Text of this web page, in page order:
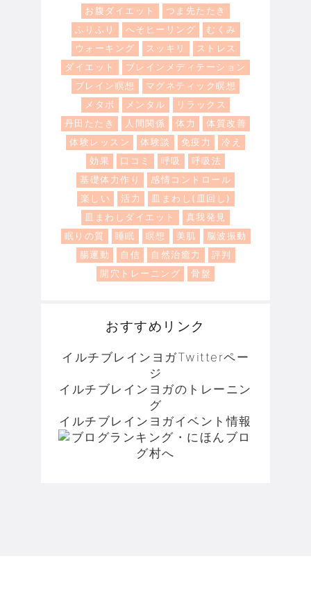
お腹ダイエット
つま先たたき
ふりふり
へそヒーリング
むくみ
ウォーキング
スッキリ
ストレス
ダイエット
ブレインメディテーション
ブレイン瞑想
マグネティック瞑想
メタボ
メンタル
リラックス
丹田たたき
人間関係 体力
体質改善
体験レッスン
体験談 免疫力
冷え
効果
口コミ 呼吸
呼吸法
基礎体力作り
感情コントロール
楽しい
活力
皿まわし(皿回し)
皿まわしダイエット
真我発見
眠りの質
睡眠 瞑想 美肌
脳波振動
腸運動
自信 自然治癒力
評判
開穴トレーニング
骨盤
おすすめリンク
イルチブレインヨガTwitterペー
ジ
イルチブレインヨガのトレーニン
グ
イルチブレインヨガイベント情報